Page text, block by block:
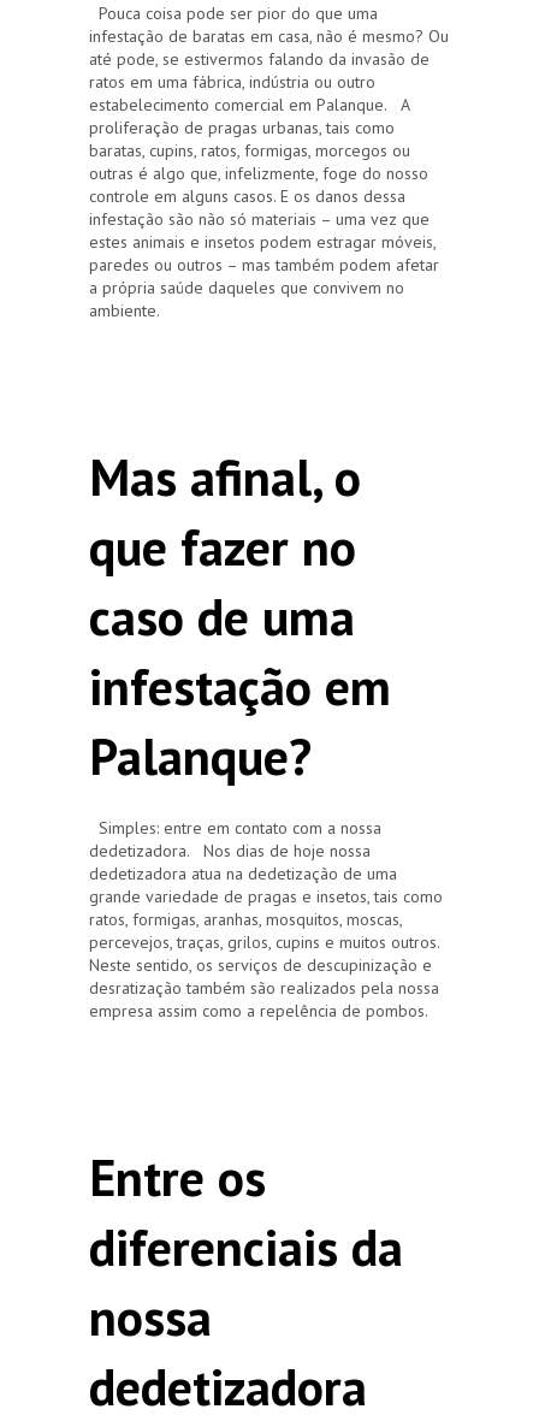
Pouca coisa pode ser pior do que uma
infestação de baratas em casa, não é mesmo? Ou
até pode, se estivermos falando da invasão de
ratos em uma fábrica, indústria ou outro
estabelecimento comercial em Palanque. A
proliferação de pragas urbanas, tais como
baratas, cupins, ratos, formigas, morcegos ou
outras é algo que, infelizmente, foge do nosso
controle em alguns casos. E os danos dessa
infestação são não só materiais – uma vez que
estes animais e insetos podem estragar móveis,
paredes ou outros – mas também podem afetar
a própria saúde daqueles que convivem no
ambiente.
Mas afinal, o
que fazer no
caso de uma
infestação em
Palanque?
Simples: entre em contato com a nossa
dedetizadora. Nos dias de hoje nossa
dedetizadora atua na dedetização de uma
grande variedade de pragas e insetos, tais como
ratos, formigas, aranhas, mosquitos, moscas,
percevejos, traças, grilos, cupins e muitos outros.
Neste sentido, os serviços de descupinização e
desratização também são realizados pela nossa
empresa assim como a repelência de pombos.
Entre os
diferenciais da
nossa
dedetizadora